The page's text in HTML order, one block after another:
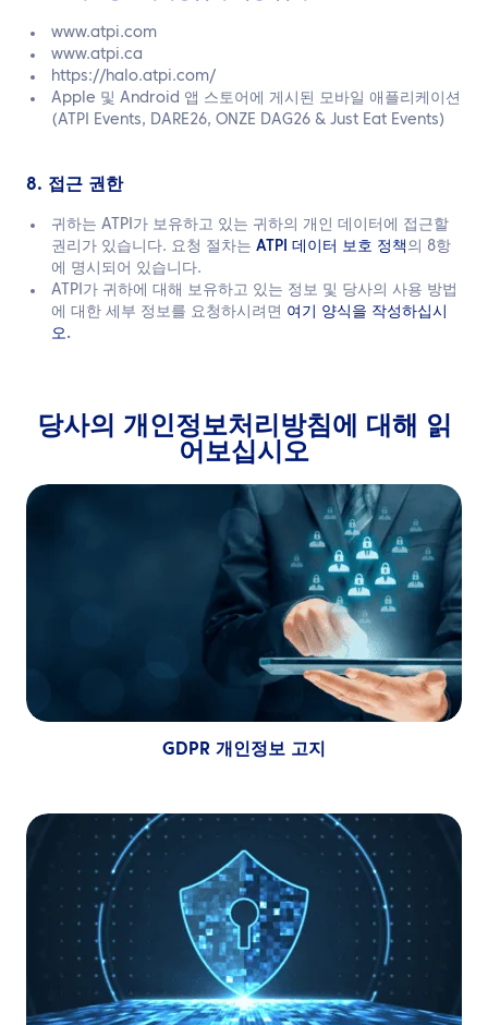
www.atpi.com
www.atpi.ca
https://halo.atpi.com/
Apple 및 Android 앱 스토어에 게시된 모바일 애플리케이션
(ATPI Events, DARE26, ONZE DAG26 & Just Eat Events)
8. 접근 권한
귀하는 ATPI가 보유하고 있는 귀하의 개인 데이터에 접근할
권리가 있습니다. 요청 절차는 ATPI 데이터 보호 정책 의 8항
에 명시되어 있습니다.
ATPI가 귀하에 대해 보유하고 있는 정보 및 당사의 사용 방법
에 대한 세부 정보를 요청하시려면 여기 양식을 작성하십시
오.
당사의 개인정보처리방침에 대해 읽
어보십시오
GDPR 개인정보 고지